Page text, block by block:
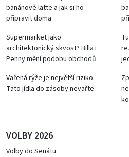
banánové latte a jak si ho
připravit doma
Supermarket jako
architektonický skvost? Billa i
Penny mění podobu obchodů
Vařená rýže je největší riziko.
Tato jídla do zásoby nevařte
VOLBY 2026
Volby do Senátu